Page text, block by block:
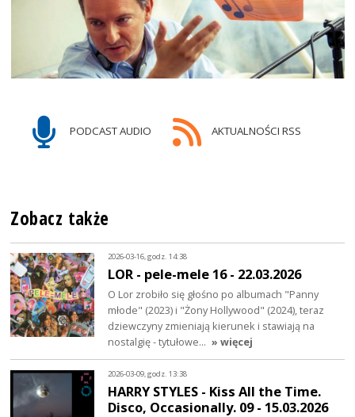
PODCAST AUDIO AKTUALNOŚCI RSS
Zobacz także
2026-03-16, godz. 14:38
LOR - pele-mele 16 - 22.03.2026
O Lor zrobiło się głośno po albumach "Panny
młode" (2023) i "Żony Hollywood" (2024), teraz
dziewczyny zmieniają kierunek i stawiają na
nostalgię - tytułowe… » więcej
2026-03-09, godz. 13:38
HARRY STYLES - Kiss All the Time.
Disco, Occasionally. 09 - 15.03.2026